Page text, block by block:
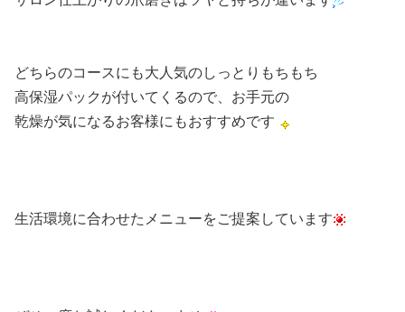
どちらのコースにも大人気のしっとりもちもち
高保湿パックが付いてくるので、お手元の
乾燥が気になるお客様にもおすすめです
生活環境に合わせたメニューをご提案しています